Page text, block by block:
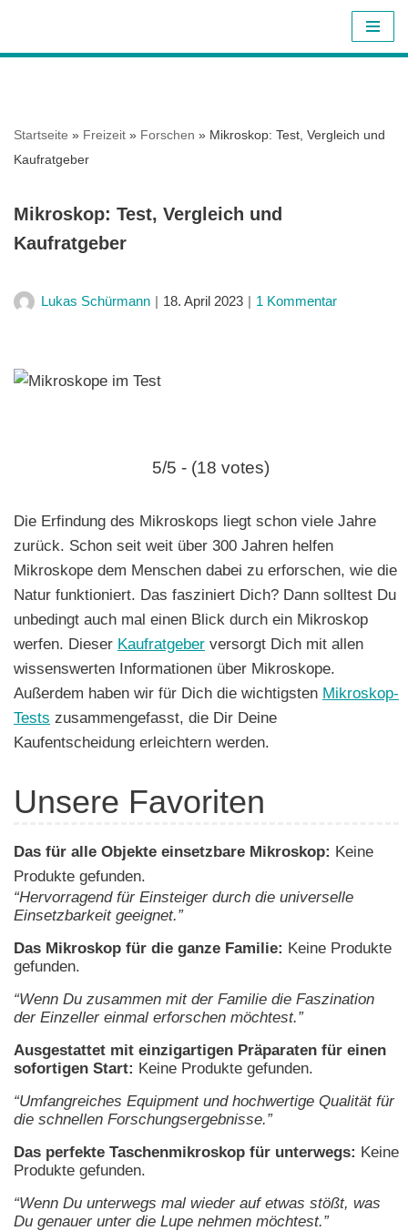
Z
l
t
p
n
Startseite » Freizeit » Forschen » Mikroskop: Test, Vergleich und
Kaufratgeber
Mikroskop: Test, Vergleich und
Kaufratgeber
Lukas Schürmann 18. April 2023 1 Kommentar
5/5 - (18 votes)
Die Erfindung des Mikroskops liegt schon viele Jahre
zurück. Schon seit weit über 300 Jahren helfen
Mikroskope dem Menschen dabei zu erforschen, wie die
Natur funktioniert. Das fasziniert Dich? Dann solltest Du
unbedingt auch mal einen Blick durch ein Mikroskop
werfen. Dieser Kaufratgeber versorgt Dich mit allen
wissenswerten Informationen über Mikroskope.
Außerdem haben wir für Dich die wichtigsten Mikroskop-
Tests zusammengefasst, die Dir Deine
Kaufentscheidung erleichtern werden.
Unsere Favoriten
Das für alle Objekte einsetzbare Mikroskop: Keine
Produkte gefunden.
“Hervorragend für Einsteiger durch die universelle
Einsetzbarkeit geeignet.”
Das Mikroskop für die ganze Familie: Keine Produkte
gefunden.
“Wenn Du zusammen mit der Familie die Faszination
der Einzeller einmal erforschen möchtest.”
Ausgestattet mit einzigartigen Präparaten für einen
sofortigen Start: Keine Produkte gefunden.
“Umfangreiches Equipment und hochwertige Qualität für
die schnellen Forschungsergebnisse.”
Das perfekte Taschenmikroskop für unterwegs: Keine
Produkte gefunden.
“Wenn Du unterwegs mal wieder auf etwas stößt, was
Du genauer unter die Lupe nehmen möchtest.”